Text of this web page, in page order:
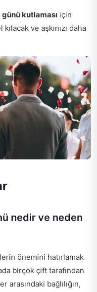
kutlaması için
ve aşkınızı daha
nedir ve neden
önemini hatırlamak
birçok çift tarafından
arasındaki bağlılığın,